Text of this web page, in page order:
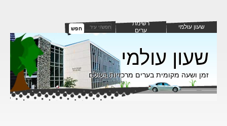
שעון עולמי
רשימת
ערים
חפש
שעון עולמי
זמן ושעה מקומית בערים מרכזיות בעולם